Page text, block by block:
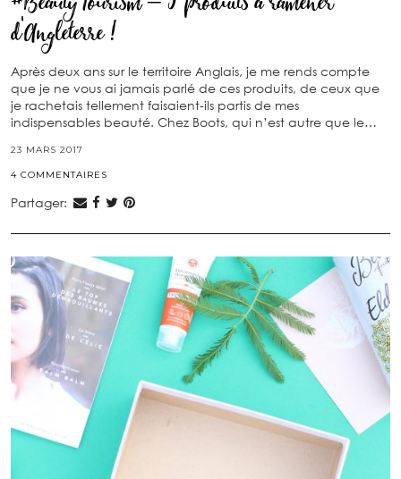
d’Angleterre !
Après deux ans sur le territoire Anglais, je me rends compte
que je ne vous ai jamais parlé de ces produits, de ceux que
je rachetais tellement faisaient-ils partis de mes
indispensables beauté. Chez Boots, qui n’est autre que le…
23 MARS 2017
4 COMMENTAIRES
Partager: